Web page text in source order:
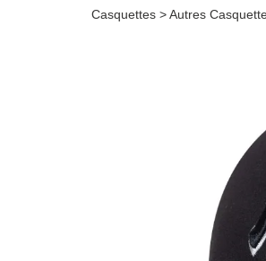
Casquettes >Autres